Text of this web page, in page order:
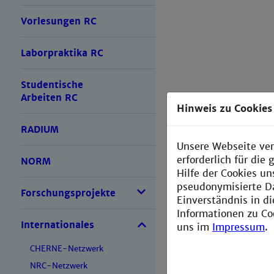
Vorlesungen RC
Laborpraktika RC
Studentische
Arbeiten RC
RADIUM
NORM
Forschungsprojekte
Internationales
CHERNE-Netzwerk
NRC-Netzwerk
Hinweis zu Cookies
Unsere Webseite
erforderlich für die
Hilfe der Cookies
pseudonymisierte
Einverständnis in
Informationen zu
uns im Impressum.